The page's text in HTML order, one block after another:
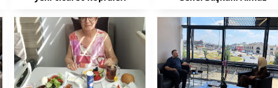
Kontrollerinin Ardından
Anıtkabir'i Ziyaret Ett